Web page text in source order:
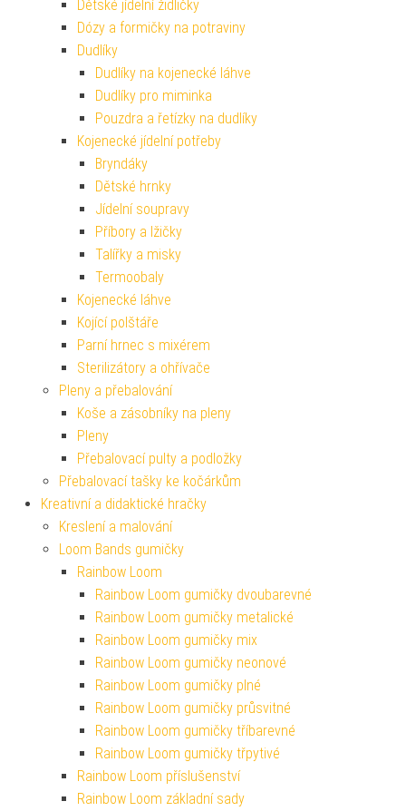
Dětské jídelní židličky
Dózy a formičky na potraviny
Dudlíky
Dudlíky na kojenecké láhve
Dudlíky pro miminka
Pouzdra a řetízky na dudlíky
Kojenecké jídelní potřeby
Bryndáky
Dětské hrnky
Jídelní soupravy
Příbory a lžičky
Talířky a misky
Termoobaly
Kojenecké láhve
Kojící polštáře
Parní hrnec s mixérem
Sterilizátory a ohřívače
Pleny a přebalování
Koše a zásobníky na pleny
Pleny
Přebalovací pulty a podložky
Přebalovací tašky ke kočárkům
Kreativní a didaktické hračky
Kreslení a malování
Loom Bands gumičky
Rainbow Loom
Rainbow Loom gumičky dvoubarevné
Rainbow Loom gumičky metalické
Rainbow Loom gumičky mix
Rainbow Loom gumičky neonové
Rainbow Loom gumičky plné
Rainbow Loom gumičky průsvitné
Rainbow Loom gumičky tříbarevné
Rainbow Loom gumičky třpytivé
Rainbow Loom příslušenství
Rainbow Loom základní sady